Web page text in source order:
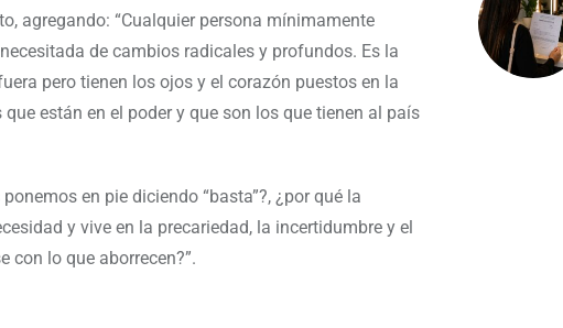
agregando: “Cualquier persona mínimamente
de cambios radicales y profundos. Es la
pero tienen los ojos y el corazón puestos en la
están en el poder y que son los que tienen al país
en pie diciendo “basta”?, ¿por qué la
y vive en la precariedad, la incertidumbre y el
con lo que aborrecen?”.